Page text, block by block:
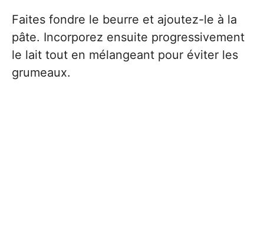
Faites fondre le beurre et ajoutez-le à la
pâte. Incorporez ensuite progressivement
le lait tout en mélangeant pour éviter les
grumeaux.